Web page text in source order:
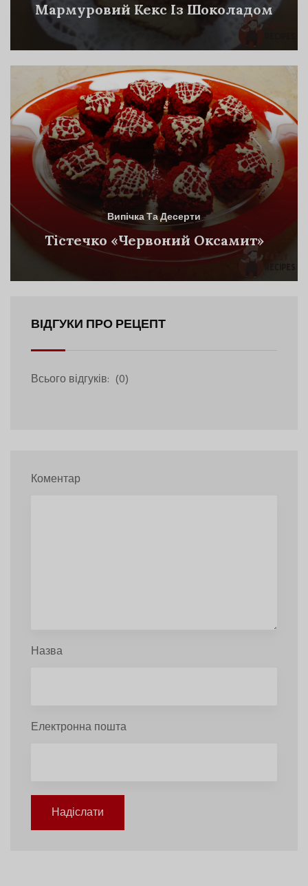
Мармуровий Кекс Із Шоколадом
Випічка Та Десерти
Тістечко «Червоний Оксамит»
ВІДГУКИ ПРО РЕЦЕПТ
Всього відгуків: (0)
Коментар
Назва
Електронна пошта
Надіслати